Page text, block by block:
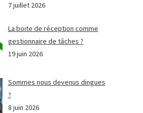
7 juillet 2026
La boite de réception comme
gestionnaire de tâches ?
19 juin 2026
Sommes nous devenus dingues
?
8 juin 2026